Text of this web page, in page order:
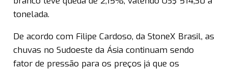
tonelada.
De acordo com Filipe Cardoso, da StoneX Brasil, as
chuvas no Sudoeste da Ásia continuam sendo
fator de pressão para os preços já que os